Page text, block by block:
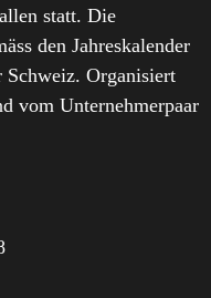
statt. Die
den Jahreskalender
Schweiz. Organisiert
vom Unternehmerpaar